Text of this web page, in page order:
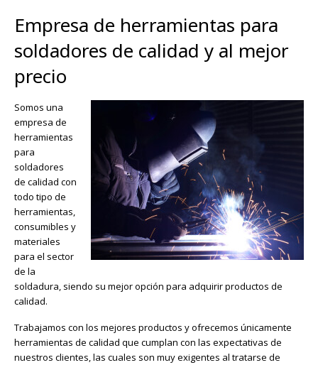
herramientas
para
soldadores
Empresa de herramientas para
soldadores de calidad y al mejor
precio
Somos una
empresa de
herramientas
para
soldadores
de calidad con
todo tipo de
herramientas,
consumibles y
materiales
para el sector
de la
soldadura, siendo su mejor opción para adquirir productos de
calidad.
Trabajamos con los mejores productos y ofrecemos únicamente
herramientas de calidad que cumplan con las expectativas de
nuestros clientes, las cuales son muy exigentes al tratarse de